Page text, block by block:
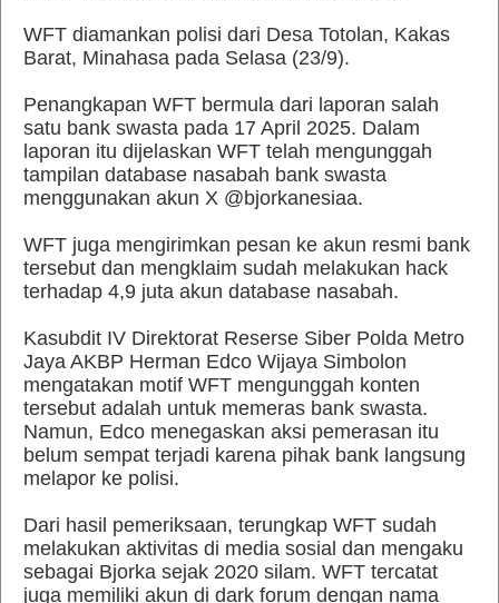
WFT diamankan polisi dari Desa Totolan, Kakas
Barat, Minahasa pada Selasa (23/9).
Penangkapan WFT bermula dari laporan salah
satu bank swasta pada 17 April 2025. Dalam
laporan itu dijelaskan WFT telah mengunggah
tampilan database nasabah bank swasta
menggunakan akun X @bjorkanesiaa.
WFT juga mengirimkan pesan ke akun resmi bank
tersebut dan mengklaim sudah melakukan hack
terhadap 4,9 juta akun database nasabah.
Kasubdit IV Direktorat Reserse Siber Polda Metro
Jaya AKBP Herman Edco Wijaya Simbolon
mengatakan motif WFT mengunggah konten
tersebut adalah untuk memeras bank swasta.
Namun, Edco menegaskan aksi pemerasan itu
belum sempat terjadi karena pihak bank langsung
melapor ke polisi.
Dari hasil pemeriksaan, terungkap WFT sudah
melakukan aktivitas di media sosial dan mengaku
sebagai Bjorka sejak 2020 silam. WFT tercatat
juga memiliki akun di dark forum dengan nama